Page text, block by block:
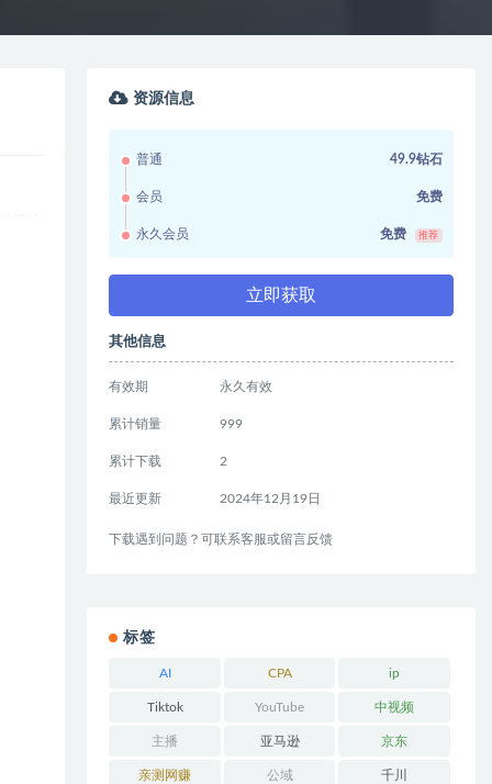
资源信息
普通 49.9钻石
会员 免费
永久会员 免费 推荐
立即获取
其他信息
有效期 永久有效
累计销量 999
累计下载 2
最近更新 2024年12月19日
下载遇到问题？可联系客服或留言反馈
标签
AI CPA ip
Tiktok YouTube 中视频
主播 亚马逊 京东
亲测网赚 公域 千川